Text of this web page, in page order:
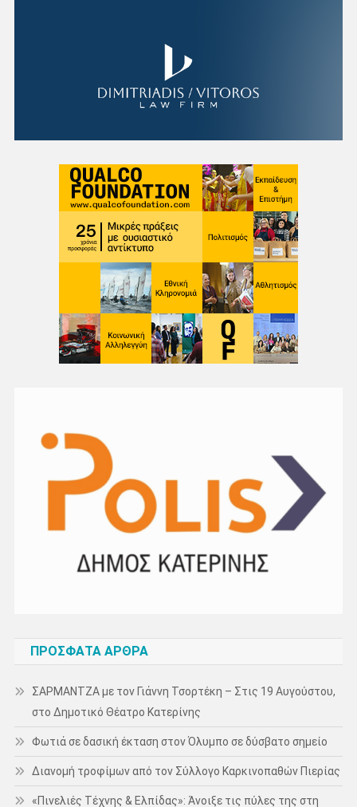
ΠΡΌΣΦΑΤΑ ΆΡΘΡΑ
ΣΑΡΜΑΝΤΖΑ με τον Γιάννη Τσορτέκη – Στις 19 Αυγούστου,
στο Δημοτικό Θέατρο Κατερίνης
Φωτιά σε δασική έκταση στον Όλυμπο σε δύσβατο σημείο
Διανομή τροφίμων από τον Σύλλογο Καρκινοπαθών Πιερίας
«Πινελιές Τέχνης & Ελπίδας»: Άνοιξε τις πύλες της στη